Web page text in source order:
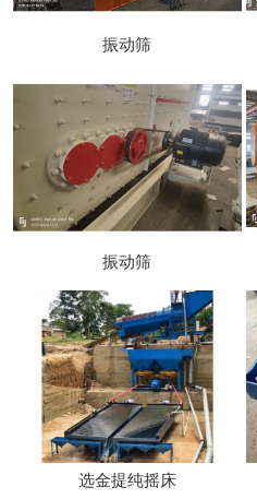
振动筛
振动筛
选金提纯摇床